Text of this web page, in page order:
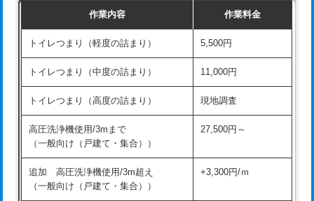
作業内容 作業料金
トイレつまり（軽度の詰まり） 5,500円
トイレつまり（中度の詰まり） 11,000円
トイレつまり（高度の詰まり） 現地調査
高圧洗浄機使用/3mまで
（一般向け（戸建て・集合））
27,500円～
追加 高圧洗浄機使用/3m超え
（一般向け（戸建て・集合））
+3,300円/ｍ